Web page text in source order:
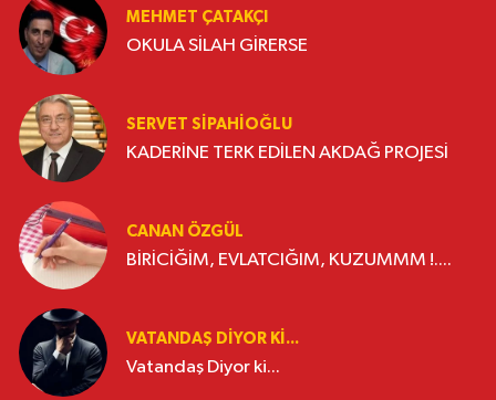
MEHMET ÇATAKÇI
OKULA SİLAH GİRERSE
SERVET SİPAHİOĞLU
KADERİNE TERK EDİLEN AKDAĞ PROJESİ
CANAN ÖZGÜL
BİRİCİĞİM, EVLATCIĞIM, KUZUMMM !....
VATANDAŞ DIYOR KI...
Vatandaş Diyor ki...